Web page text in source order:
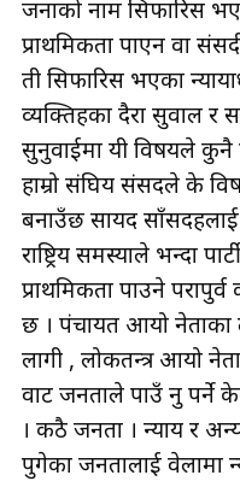
जनाको नाम सिफारिस
प्राथमिकता पाएन वा
ती सिफारिस भएका
व्यक्तिहरुका दैरा सुरुवाल
सुनुवाईमा यी विषयले कुनै
हाम्रो संघिय संसदले के
बनाउँछ सायद
राष्ट्रिय समस्याले भन्दा
प्राथमिकता पाउने
छ । पंचायत आयो नेताका
लागी , लोकतन्त्र आयो
वाट जनताले पाउँ नु
। कठै जनता । न्याय र
पुगेका जनतालाई वेलामा